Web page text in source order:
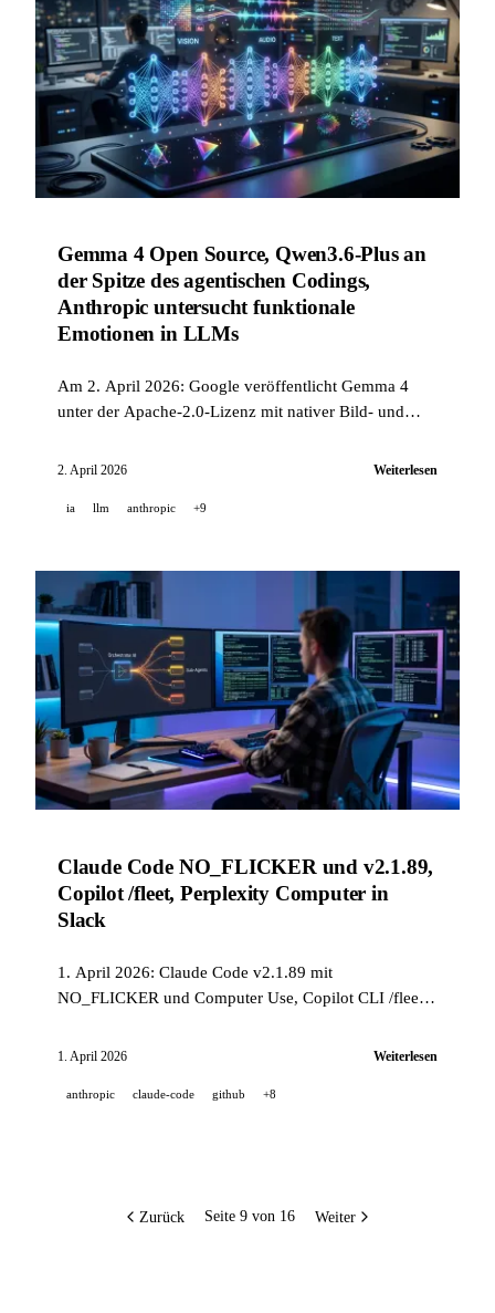
Gemma 4 Open Source, Qwen3.6-Plus an
der Spitze des agentischen Codings,
Anthropic untersucht funktionale
Emotionen in LLMs
Am 2. April 2026: Google veröffentlicht Gemma 4
unter der Apache-2.0-Lizenz mit nativer Bild- und
Kontextfenster Platz 1 im Terminal-Bench, und
funktionalen Emotionen in großen Sprachmodellen.
2. April 2026 Weiterlesen
ia llm anthropic +9
Claude Code NO_FLICKER und v2.1.89,
Copilot /fleet, Perplexity Computer in
Slack
1. April 2026: Claude Code v2.1.89 mit
NO_FLICKER und Computer Use, Copilot CLI /fleet
Codex CLI 0.118.0, GLM-5V-Turbo von Z.ai,
zwei Aprilscherze.
1. April 2026 Weiterlesen
anthropic claude-code github +8
Zurück Seite 9 von 16 Weiter